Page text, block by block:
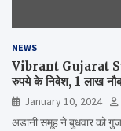
NEWS
Vibrant Gujarat
रुपये के निवेश, 1 लाख
January 10, 2024
अडानी समूह ने बुधवार को